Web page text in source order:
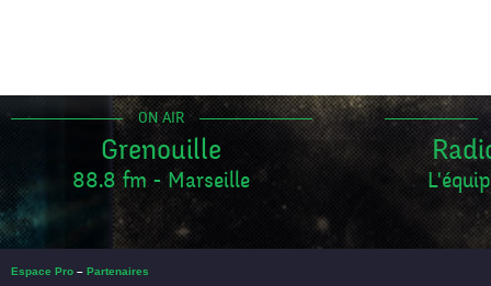
ON AIR
Grenouille
88.8 fm - Marseille
Espace Pro – Partenaires